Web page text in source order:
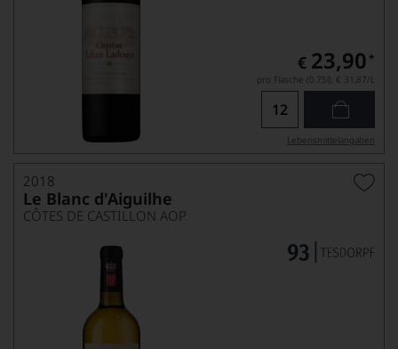
€ 23,90 *
pro Flasche (0.75l), € 31,87/L
Lebensmittel­angaben
2018
Le Blanc d'Aiguilhe
CÔTES DE CASTILLON AOP